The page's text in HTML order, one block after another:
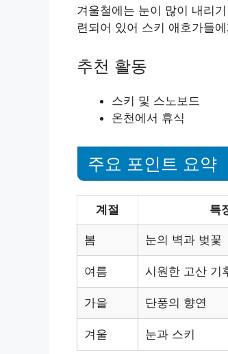
겨울철에는 눈이 많이 내리
련되어 있어 스키 애호가들
추천 활동
스키 및 스노보드
온천에서 휴식
주요 포인트 요약
계절 특
봄 눈의 벽과 벚꽃
여름 시원한 고산 기
가을 단풍의 향연
겨울 눈과 스키